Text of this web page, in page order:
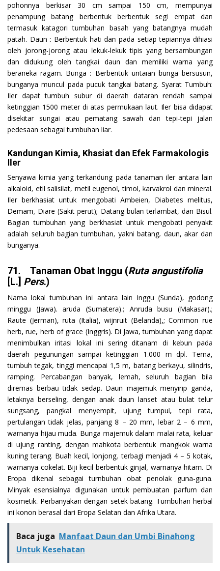
pohonnya berkisar 30 cm sampai 150 cm, mempunyai
penampung batang berbentuk berbentuk segi empat dan
termasuk katagori tumbuhan basah yang batangnya mudah
patah. Daun : Berbentuk hati dan pada setiap tepiannya dihiasi
oleh jorong-jorong atau lekuk-lekuk tipis yang bersambungan
dan didukung oleh tangkai daun dan memiliki warna yang
beraneka ragam. Bunga : Berbentuk untaian bunga bersusun,
bunganya muncul pada pucuk tangkai batang. Syarat Tumbuh:
Iler dapat tumbuh subur di daerah dataran rendah sampai
ketinggian 1500 meter di atas permukaan laut. Iler bisa didapat
disekitar sungai atau pematang sawah dan tepi-tepi jalan
pedesaan sebagai tumbuhan liar.
Kandungan Kimia, Khasiat dan Efek Farmakologis
Iler
Senyawa kimia yang terkandung pada tanaman iler antara lain
alkaloid, etil salisilat, metil eugenol, timol, karvakrol dan mineral.
Iler berkhasiat untuk mengobati Ambeien, Diabetes melitus,
Demam, Diare (Sakit perut); Datang bulan terlambat, dan Bisul.
Bagian tumbuhan yang berkhasiat untuk mengobati penyakit
adalah seluruh bagian tumbuhan, yakni batang, daun, akar dan
bunganya.
71. Tanaman Obat Inggu (Ruta angustifolia
[L.] Pers.)
Nama lokal tumbuhan ini antara lain Inggu (Sunda), godong
minggu (Jawa). aruda (Sumatera).; Anruda busu (Makasar).;
Raute (Jerman), ruta (Italia), wijnruit (Belanda),; Common rue
herb, rue, herb of grace (Inggris). Di Jawa, tumbuhan yang dapat
menimbulkan iritasi lokal ini sering ditanam di kebun pada
daerah pegunungan sampai ketinggian 1.000 m dpl. Terna,
tumbuh tegak, tinggi mencapai 1,5 m, batang berkayu, silindris,
ramping. Percabangan banyak, lemah, seluruh bagian bila
diremas berbau tidak sedap. Daun majemuk menyirip ganda,
letaknya berseling, dengan anak daun lanset atau bulat telur
sungsang, pangkal menyempit, ujung tumpul, tepi rata,
pertulangan tidak jelas, panjang 8 – 20 mm, lebar 2 – 6 mm,
warnanya hijau muda. Bunga majemuk dalam malai rata, keluar
di ujung ranting, dengan mahkota berbentuk rnangkok warna
kuning terang. Buah kecil, lonjong, terbagi menjadi 4 – 5 kotak,
warnanya cokelat. Biji kecil berbentuk ginjal, warnanya hitam. Di
Eropa dikenal sebagai turnbuhan obat penolak guna-guna.
Minyak esensialnya digunakan untuk pembuatan parfum dan
kosmetik. Perbanyakan dengan setek batang. Tumbuhan herbal
ini konon berasal dari Eropa Selatan dan Afrika Utara.
Baca juga Manfaat Daun dan Umbi Binahong
Untuk Kesehatan